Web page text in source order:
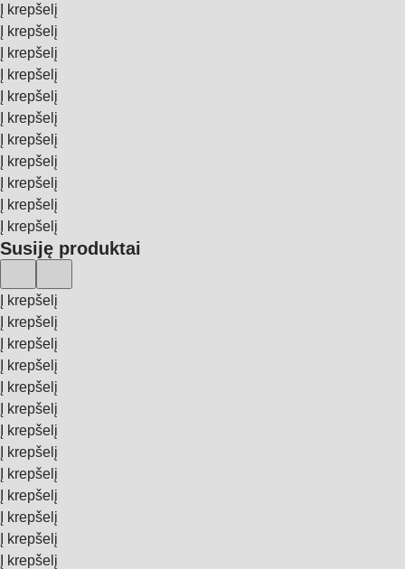
Į krepšelį
Į krepšelį
Į krepšelį
Į krepšelį
Į krepšelį
Į krepšelį
Į krepšelį
Į krepšelį
Į krepšelį
Į krepšelį
Į krepšelį
Susiję produktai
Į krepšelį
Į krepšelį
Į krepšelį
Į krepšelį
Į krepšelį
Į krepšelį
Į krepšelį
Į krepšelį
Į krepšelį
Į krepšelį
Į krepšelį
Į krepšelį
Į krepšelį